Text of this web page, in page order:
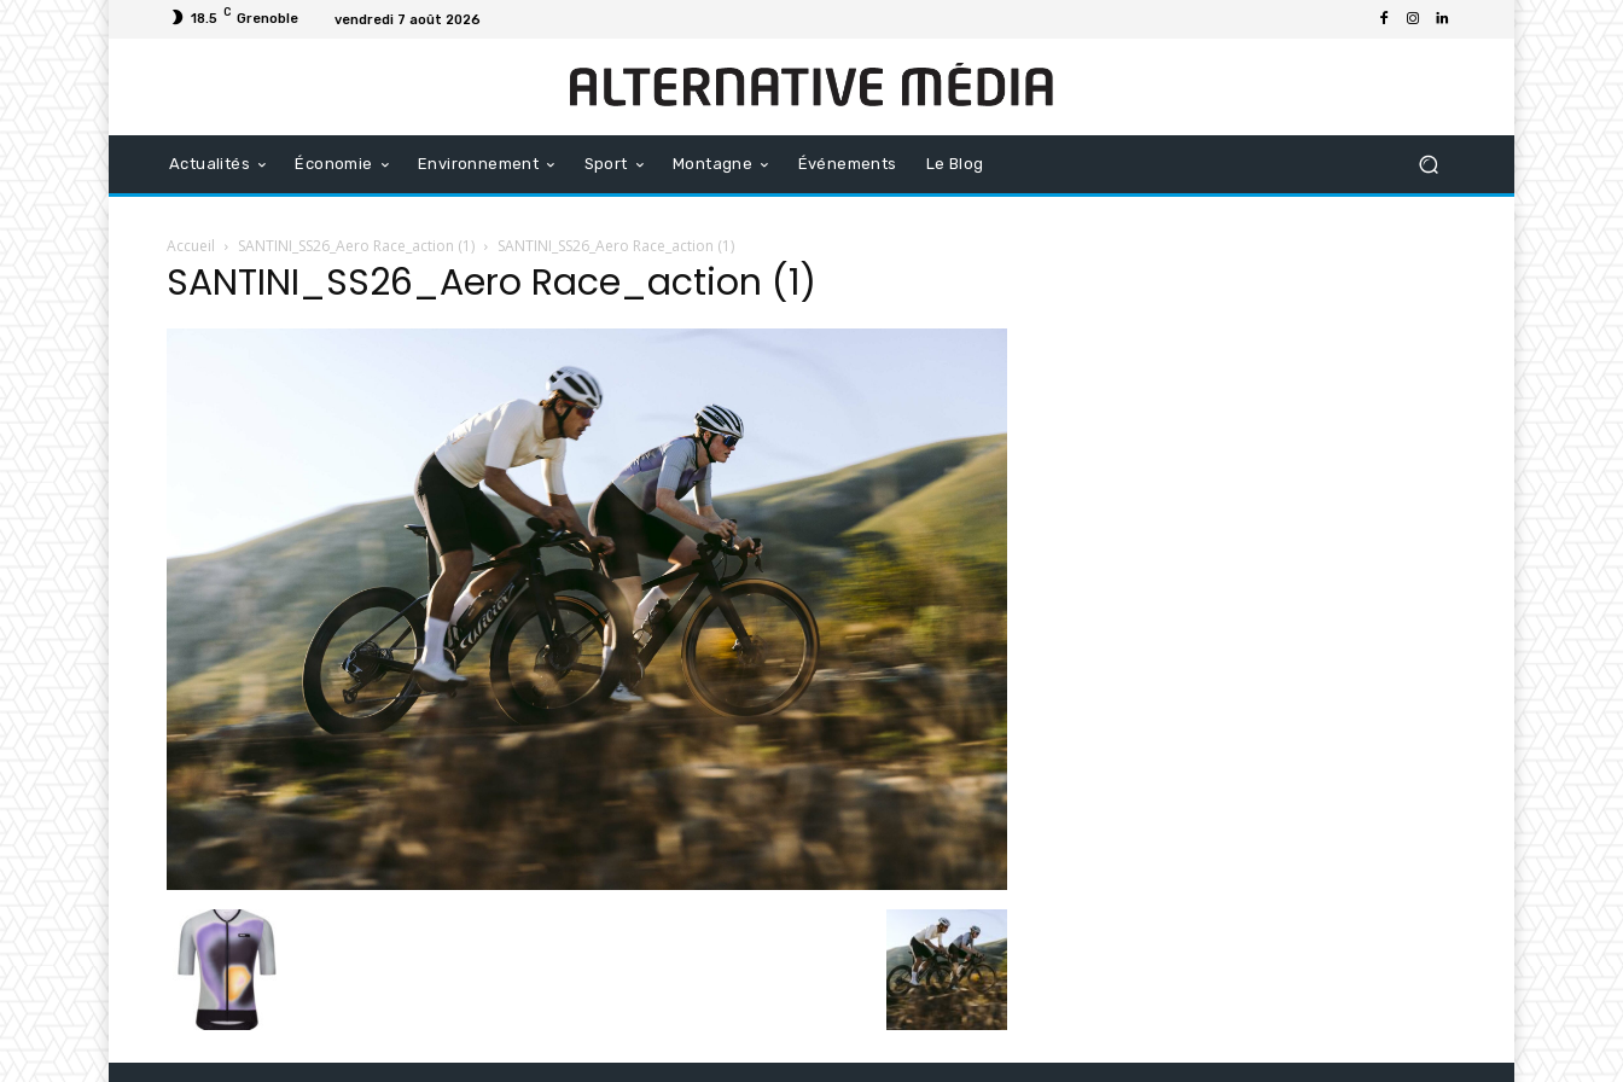
18.5 C Grenoble vendredi 7 août 2026
Actualités Économie Environnement Sport Montagne Événements Le Blog
Accueil SANTINI_SS26_Aero Race_action (1) SANTINI_SS26_Aero Race_action (1)
SANTINI_SS26_Aero Race_action (1)